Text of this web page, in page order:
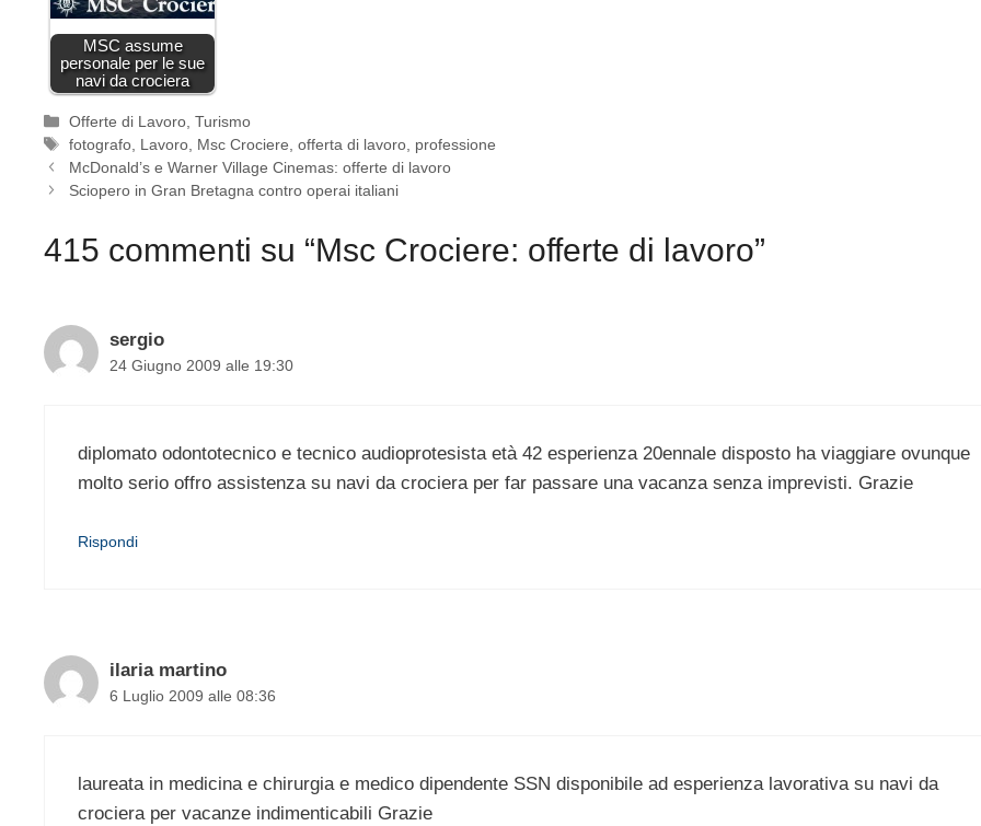
MSC assume
personale per le sue
navi da crociera
Categorie
Offerte di Lavoro ,Turismo
Tag
fotografo Lavoro Msc Crociere ,offerta di lavoro professione
McDonald’s e Warner Village Cinemas: offerte di lavoro
Sciopero in Gran Bretagna contro operai italiani
415 commenti su “Msc Crociere: offerte di lavoro”
sergio
24 Giugno 2009 alle 19:30
diplomato odontotecnico e tecnico audioprotesista età 42 esperienza 20ennale disposto ha viaggiare ovunque
molto serio offro assistenza su navi da crociera per far passare una vacanza senza imprevisti. Grazie
Rispondi
ilaria martino
6 Luglio 2009 alle 08:36
laureata in medicina e chirurgia e medico dipendente SSN disponibile ad esperienza lavorativa su navi da
crociera per vacanze indimenticabili Grazie